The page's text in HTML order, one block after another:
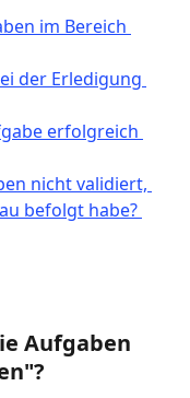
im Bereich
der Erledigung
erfolgreich
nicht validiert,
befolgt habe?
Aufgaben